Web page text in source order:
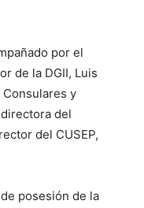
por el
de la DGII, Luis
y
del
del CUSEP,
posesión de la